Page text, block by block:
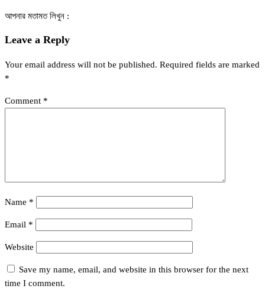
আপনার মতামত লিখুন :
Leave a Reply
Your email address will not be published. Required fields are marked
*
Comment *
Name *
Email *
Website
Save my name, email, and website in this browser for the next
time I comment.